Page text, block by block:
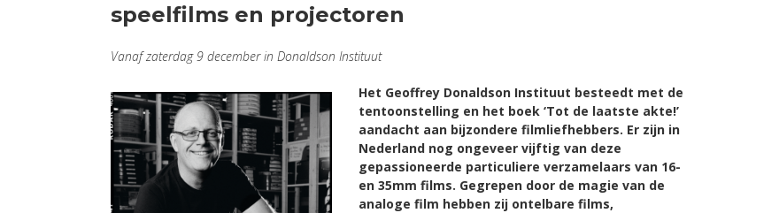
speelfilms en projectoren
Vanaf zaterdag 9 december in Donaldson Instituut
Het Geoffrey Donaldson Instituut besteedt met de
tentoonstelling en het boek ‘Tot de laatste akte!’
aandacht aan bijzondere filmliefhebbers. Er zijn in
Nederland nog ongeveer vijftig van deze
gepassioneerde particuliere verzamelaars van 16-
en 35mm films. Gegrepen door de magie van de
analoge film hebben zij ontelbare films,